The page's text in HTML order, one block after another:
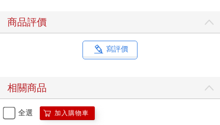
商品評價
寫評價
相關商品
全選 加入購物車